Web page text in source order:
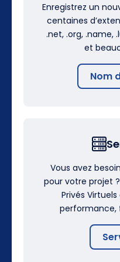
Enregistrez un
centaines
.net, .org, .name,
et
Nom
Vous avez
pour votre projet
Privés
performance,